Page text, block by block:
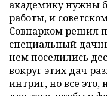
академику нужны
работы, и
Совнарком решил
специальный
нем поселились
вокруг этих дач
интриг, но все